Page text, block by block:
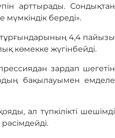
арттырады. Сондықтан
мүмкіндік береді».
4,4 пайызы
көмекке жүгінбейді.
зардап шегетін
бақылауымен емделе
ал түпкілікті шешімді